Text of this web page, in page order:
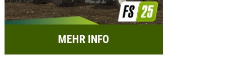
MEHR INFO